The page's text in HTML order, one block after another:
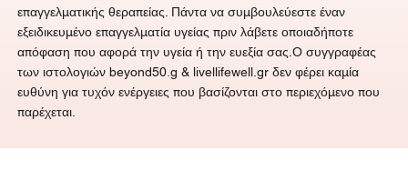
επαγγελματικής θεραπείας. Πάντα να συμβουλεύεστε έναν
εξειδικευμένο επαγγελματία υγείας πριν λάβετε οποιαδήποτε
απόφαση που αφορά την υγεία ή την ευεξία σας.Ο συγγραφέας
των ιστολογιών beyond50.g & livellifewell.gr δεν φέρει καμία
ευθύνη για τυχόν ενέργειες που βασίζονται στο περιεχόμενο που
παρέχεται.